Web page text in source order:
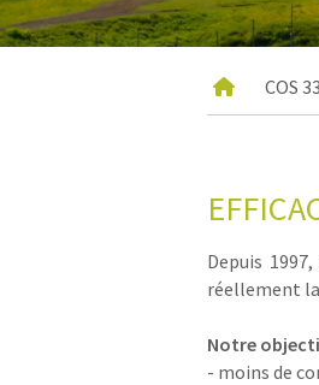
COS 33
Depuis
réellement
Notre
- moins de